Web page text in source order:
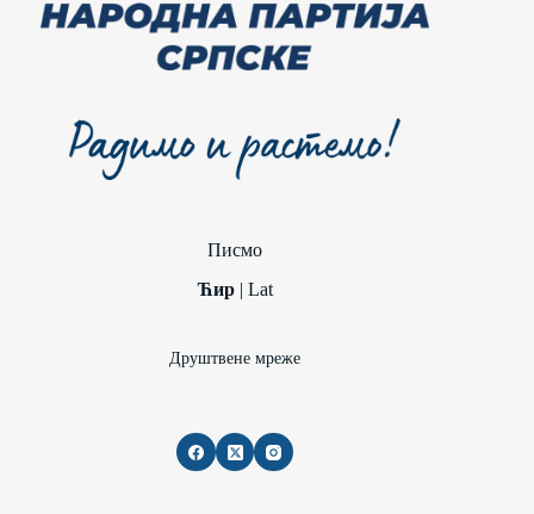
Писмо
Ћир| Lat
Друштвене мреже